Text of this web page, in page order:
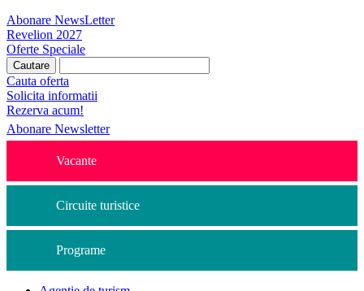
Abonare NewsLetter
Revelion 2027
Oferte Speciale
Cauta oferta
Solicita informatii
Rezerva acum!
Abonare Newsletter
Vacante
Circuite turistice
Programe